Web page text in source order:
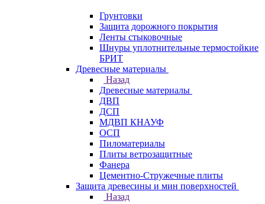
Грунтовки
Защита дорожного покрытия
Ленты стыковочные
Шнуры уплотнительные термостойкие
БРИТ
Древесные материалы
Назад
Древесные материалы
ДВП
ДСП
МДВП КНАУФ
ОСП
Пиломатериалы
Плиты ветрозащитные
Фанера
Цементно-Стружечные плиты
Защита древесины и мин поверхностей
Назад